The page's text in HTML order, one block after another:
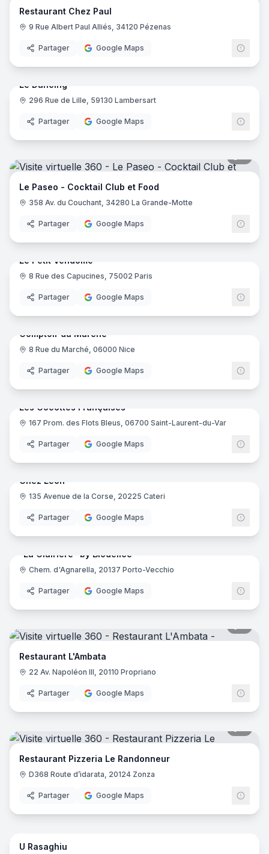
Restaurant Chez Paul
9 Rue Albert Paul Alliés, 34120 Pézenas
Partager Google Maps
16
Le Dancing
296 Rue de Lille, 59130 Lambersart
Partager Google Maps
Le Paseo - Cocktail Club et Food
358 Av. du Couchant, 34280 La Grande-Motte
Partager Google Maps
Le Petit Vendôme
8 Rue des Capucines, 75002 Paris
Partager Google Maps
10
Comptoir du Marché
8 Rue du Marché, 06000 Nice
Partager Google Maps
10
Les Cocottes Françaises
167 Prom. des Flots Bleus, 06700 Saint-Laurent-du-Var
Partager Google Maps
13
Chez Léon
135 Avenue de la Corse, 20225 Cateri
Partager Google Maps
10
"La Clairière" by Biodélice
Chem. d'Agnarella, 20137 Porto-Vecchio
Partager Google Maps
Restaurant L'Ambata
22 Av. Napoléon III, 20110 Propriano
Partager Google Maps
Restaurant Pizzeria Le Randonneur
D368 Route d’idarata, 20124 Zonza
Partager Google Maps
10
U Rasaghiu